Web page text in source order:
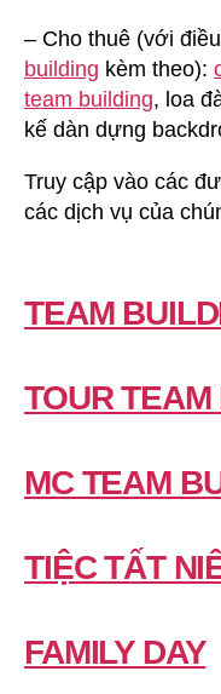
– Cho thuê (với
building kèm theo):
team building, loa
kế dàn dựng
Truy cập vào các
các dịch vụ của
TEAM
TOUR
MC TEAM
TIỆC TẤT
FAMILY DAY